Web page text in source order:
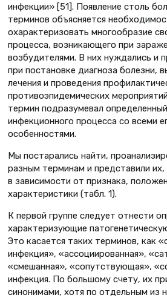
инфекции» [51]. Появление столь
терминов объясняется
охарактеризовать многообразие
процесса, возникающего при
возбудителями. В них нуждались и
при постановке диагноза болезни,
лечения и проведения
противоэпидемических
термин подразумевал
инфекционного процесса со всеми
особенностями.
Мы постарались найти,
разным терминам и представили
в зависимости от признака,
характеристики (табл. 1).
К первой группе следует отнести
характеризующие
Это касается таких терминов, как
инфекция», «ассоциированная»,
«смешанная», «сопутствующая»,
инфекция. По большому счету, их
синонимами, хотя по отдельным из